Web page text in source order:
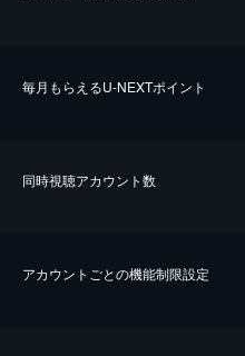
毎⽉もらえるU-NEXTポイント
同時視聴アカウント数
アカウントごとの機能制限設定